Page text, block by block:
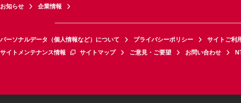
お知らせ 企業情報
パーソナルデータ（個人情報など）について プライバシーポリシー サイトご利
サイトメンテナンス情報
サイトマップ ご意見・ご要望 お問い合わせ